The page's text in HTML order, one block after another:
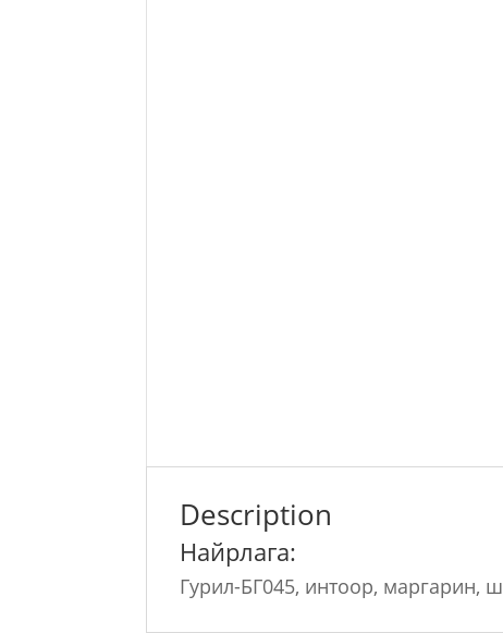
Description
Найрлага:
Гурил-БГ045, интоор, маргарин,